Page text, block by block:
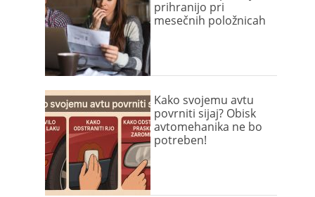
prihranijo pri
mesečnih položnicah
Kako svojemu avtu
povrniti sijaj? Obisk
avtomehanika ne bo
potreben!